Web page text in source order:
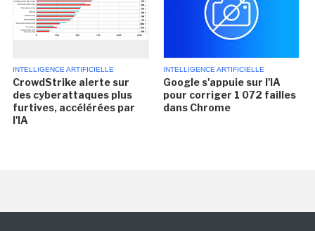
INTELLIGENCE ARTIFICIELLE
CrowdStrike alerte sur
des cyberattaques plus
furtives, accélérées par
l'IA
INTELLIGENCE ARTIFICIELLE
Google s'appuie sur l'IA
pour corriger 1 072 failles
dans Chrome